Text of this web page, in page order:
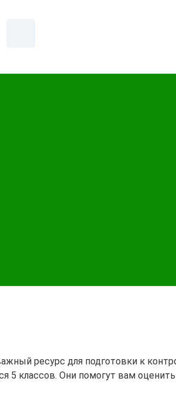
ресурс для подготовки к
5 классов. Они помогут вам